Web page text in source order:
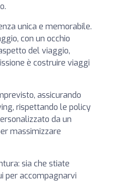
unica e memorabile.
con un occhio
del viaggio,
è costruire viaggi
assicurando
rispettando le policy
da un
massimizzare
sia che stiate
per accompagnarvi